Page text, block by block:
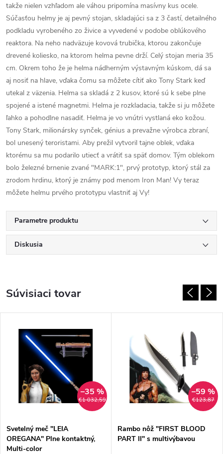
takže nielen vzhľadom ale váhou pripomína masívny kus ocele.
Súčasťou helmy je aj pevný stojan, skladajúci sa z 3 častí, detailného
podkladu vyrobeného zo živice a vyvedené v podobe oblúkového
reaktora. Na neho nadväzuje kovová trubička, ktorou zakončuje
drevené koliesko, na ktorom helma pevne drží. Celý stojan meria 35
cm. Okrem toho že je helma nádherným výstavným kúskom, dá sa
aj nosiť na hlave, vďaka čomu sa môžete cítiť ako Tony Stark keď
utekal z väzenia. Helma sa skladá z 2 kusov, ktoré sú k sebe plne
spojené a istené magnetmi. Helma je rozkladacia, takže si ju môžete
ľahko a pohodlne nasadiť. Helma je vo vnútri vystlaná eko kožou.
Tony Stark, milionársky synček, génius a prevažne výrobca zbraní,
bol unesený teroristami. Aby prežil vytvoril tajne oblek, vďaka
ktorému sa mu podarilo utiecť a vrátiť sa späť domov. Tým oblekom
bolo železné brnenie zvané "MARK:1", prvý prototyp, ktorý stál za
zrodom hrdinu, ktorý je známy pod menom Iron Man! Vy teraz
môžete helmu prvého prototypu vlastniť aj Vy!
Parametre produktu
Diskusia
Súvisiaci tovar
€1 032,59
–35 %
Svetelný meč "LEIA
OREGANA" Plne kontaktný,
Multi-color
€123,87
–59 %
Rambo nôž "FIRST BLOOD
PART II" s multivýbavou